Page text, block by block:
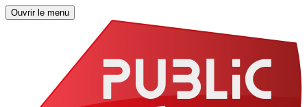
Ouvrir le menu